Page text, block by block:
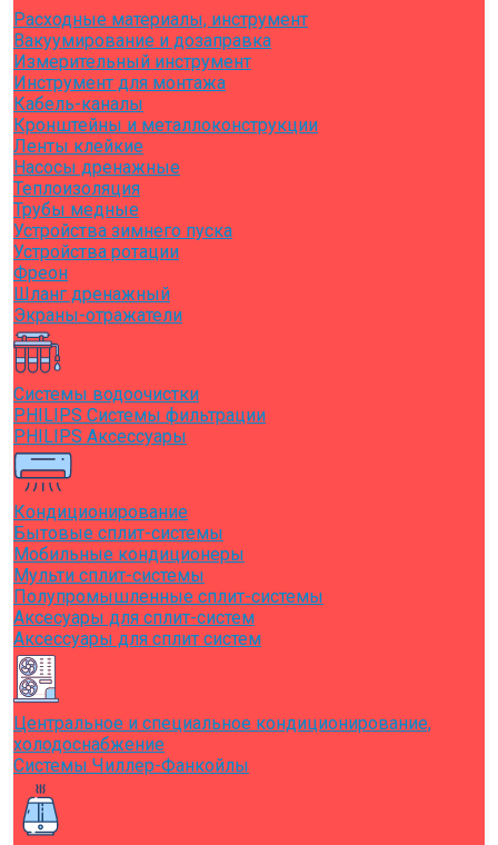
Расходные материалы, инструмент
Вакуумирование и дозаправка
Измерительный инструмент
Инструмент для монтажа
Кабель-каналы
Кронштейны и металлоконструкции
Ленты клейкие
Насосы дренажные
Теплоизоляция
Трубы медные
Устройства зимнего пуска
Устройства ротации
Фреон
Шланг дренажный
Экраны-отражатели
Системы водоочистки
PHILIPS Системы фильтрации
PHILIPS Аксессуары
Кондиционирование
Бытовые сплит-системы
Мобильные кондиционеры
Мульти сплит-системы
Полупромышленные сплит-системы
Аксесуары для сплит-систем
Аксессуары для сплит систем
Центральное и специальное кондиционирование,
холодоснабжение
Системы Чиллер-Фанкойлы